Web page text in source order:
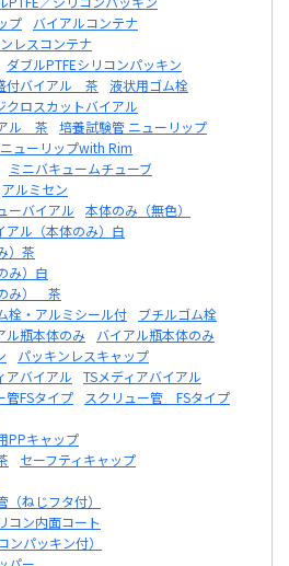
プ
バイアルコンテナ
レスコンテナ
ダブルPTFEシリコンパッキン
付バイアル 茶
液状用ゴム栓
クロスカットバイアル
ル 茶
培養試験管 ニューリップ
ューリップwith Rim
ミニバキュームチューブ
アルミセン
ーバイアル
本体のみ（無色）
アル（本体のみ）白
）茶
み）白
み） 茶
・アルミシール付
ブチルゴム栓
ル瓶本体のみ
バイアル瓶本体のみ
パッキンレスキャップ
アバイアル
TSメディアバイアル
管FSタイプ
スクリュー管 FSタイプ
PPキャップ
セーフティキャップ
ねじフタ付）
ン内面コート
パッキン付）